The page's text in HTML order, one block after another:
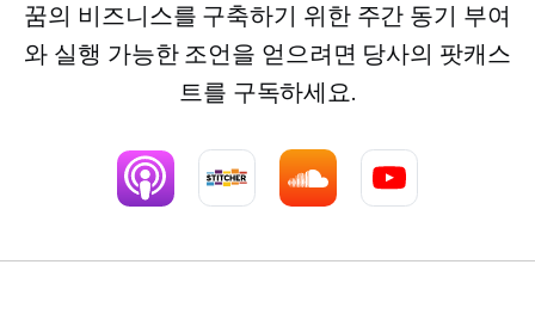
꿈의 비즈니스를 구축하기 위한 주간 동기 부여
와 실행 가능한 조언을 얻으려면 당사의 팟캐스
트를 구독하세요.